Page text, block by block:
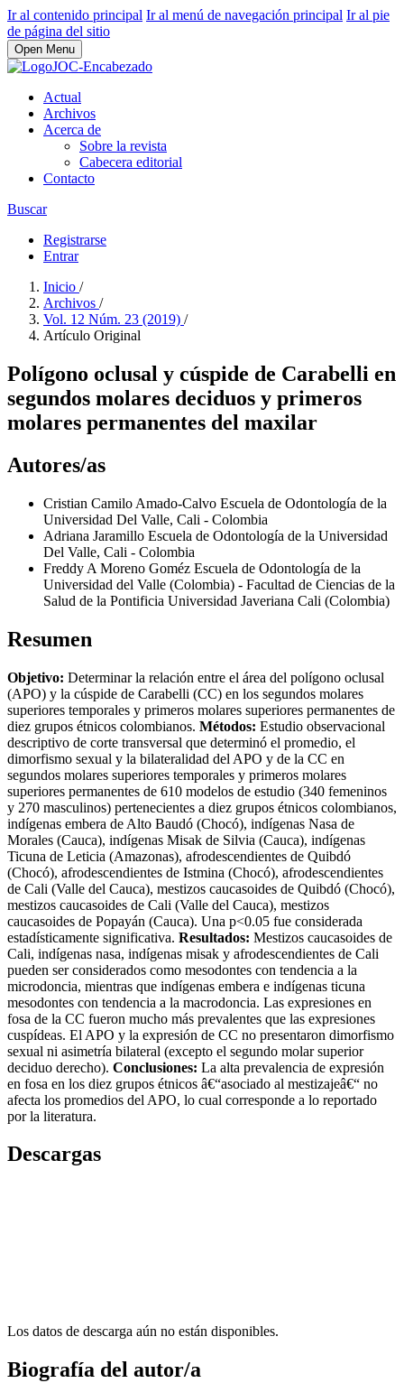
Ir al contenido principal Ir al menú de navegación principal Ir al pie
de página del sitio
Open Menu
Actual
Archivos
Acerca de
Sobre la revista
Cabecera editorial
Contacto
Buscar
Registrarse
Entrar
Inicio /
Archivos /
Vol. 12 Núm. 23 (2019) /
Artí­culo Original
Polí­gono oclusal y cúspide de Carabelli en
segundos molares deciduos y primeros
molares permanentes del maxilar
Autores/as
Cristian Camilo Amado-Calvo Escuela de Odontologí­a de la
Universidad Del Valle, Cali - Colombia
Adriana Jaramillo Escuela de Odontologí­a de la Universidad
Del Valle, Cali - Colombia
Freddy A Moreno Goméz Escuela de Odontologí­a de la
Universidad del Valle (Colombia) - Facultad de Ciencias de la
Salud de la Pontificia Universidad Javeriana Cali (Colombia)
Resumen
Objetivo: Determinar la relación entre el área del polí­gono oclusal
(APO) y la cúspide de Carabelli (CC) en los segundos molares
superiores temporales y primeros molares superiores permanentes de
diez grupos étnicos colombianos. Métodos: Estudio observacional
descriptivo de corte transversal que determinó el promedio, el
dimorfismo sexual y la bilateralidad del APO y de la CC en
segundos molares superiores temporales y primeros molares
superiores permanentes de 610 modelos de estudio (340 femeninos
y 270 masculinos) pertenecientes a diez grupos étnicos colombianos,
indí­genas embera de Alto Baudó (Chocó), indí­genas Nasa de
Morales (Cauca), indí­genas Misak de Silvia (Cauca), indí­genas
Ticuna de Leticia (Amazonas), afrodescendientes de Quibdó
(Chocó), afrodescendientes de Istmina (Chocó), afrodescendientes
de Cali (Valle del Cauca), mestizos caucasoides de Quibdó (Chocó),
mestizos caucasoides de Cali (Valle del Cauca), mestizos
caucasoides de Popayán (Cauca). Una p<0.05 fue considerada
estadí­sticamente significativa. Resultados: Mestizos caucasoides de
Cali, indí­genas nasa, indí­genas misak y afrodescendientes de Cali
pueden ser considerados como mesodontes con tendencia a la
microdoncia, mientras que indí­genas embera e indí­genas ticuna
mesodontes con tendencia a la macrodoncia. Las expresiones en
fosa de la CC fueron mucho más prevalentes que las expresiones
cuspí­deas. El APO y la expresión de CC no presentaron dimorfismo
sexual ni asimetrí­a bilateral (excepto el segundo molar superior
deciduo derecho). Conclusiones: La alta prevalencia de expresión
en fosa en los diez grupos étnicos â€“asociado al mestizajeâ€“ no
afecta los promedios del APO, lo cual corresponde a lo reportado
por la literatura.
Descargas
Los datos de descarga aún no están disponibles.
Biografía del autor/a